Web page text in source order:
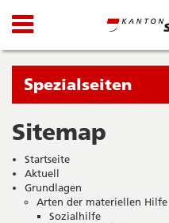
Kanton
Solothurn
Wichtige
Seiten
Startseite
Hauptnavigation
Inhalt
Sitemap
Suche
Navigation
und
Suche
Navigation
Sie
befinden
sich
gerade
in:
Spezialseiten
Sitemap
Startseite
Aktuell
Grundlagen
Arten der materiellen Hilfe
Sozialhilfe